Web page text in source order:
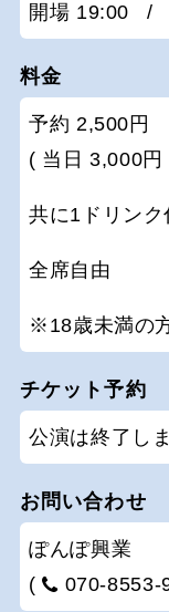
開場 19:00 /
料金
予約 2,500円
( 当日 3,000円
共に1ドリンク
全席自由
※18歳未満の
チケット予約
公演は終了し
お問い合わせ
ぽんぽ興業
(
070-8553-